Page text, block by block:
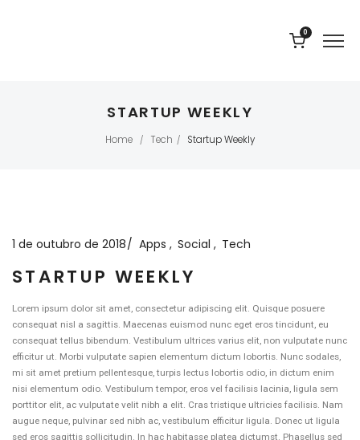
0
STARTUP WEEKLY
Home / Tech / Startup Weekly
1 de outubro de 2018 Apps Social Tech
STARTUP WEEKLY
Lorem ipsum dolor sit amet, consectetur adipiscing elit. Quisque posuere
consequat nisl a sagittis. Maecenas euismod nunc eget eros tincidunt, eu
consequat tellus bibendum. Vestibulum ultrices varius elit, non vulputate nunc
efficitur ut. Morbi vulputate sapien elementum dictum lobortis. Nunc sodales,
mi sit amet pretium pellentesque, turpis lectus lobortis odio, in dictum enim
nisi elementum odio. Vestibulum tempor, eros vel facilisis lacinia, ligula sem
porttitor elit, ac vulputate velit nibh a elit. Cras tristique ultricies facilisis. Nam
augue neque, pulvinar sed nibh ac, vestibulum efficitur ligula. Donec ut ligula
sed eros sagittis sollicitudin. In hac habitasse platea dictumst. Phasellus sed